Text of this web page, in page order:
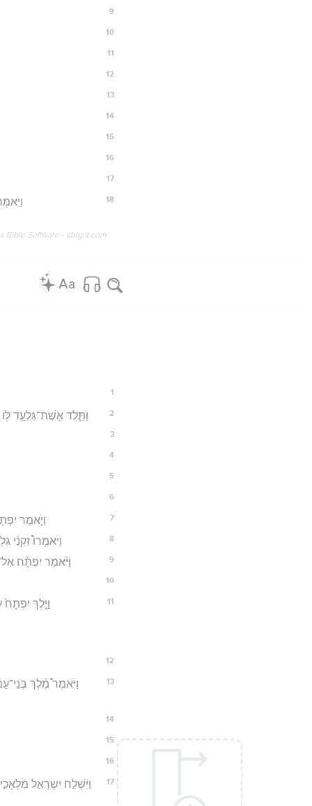
9
10
11
12
13
14
15
16
17
18
Bible Software - sblgnt.com
1
2 וַתֵּ֧לֶד אֵֽשֶׁת־גִּלְעָ֛ד ל֖וֹ
3
4
5
6
7 וַיֹּ֤אמֶר
8 וַיֹּאמְרוּ֩ זִקְנֵ֨י
9 וַיֹּ֨אמֶר יִפְתָּ֜ח
10
11 וַיֵּ֤לֶךְ יִפְתָּח֙
12
13
וַיֹּאמֶר֩ מֶ֨לֶךְ
14
15
16
17
וַיִּשְׁלַ֣ח יִשְׂרָאֵ֣ל